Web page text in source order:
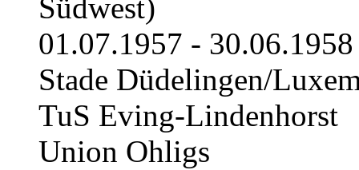
Südwest)
01.07.1957 -
Stade Düdelingen/
TuS Eving-Lindenhorst
Union Ohligs